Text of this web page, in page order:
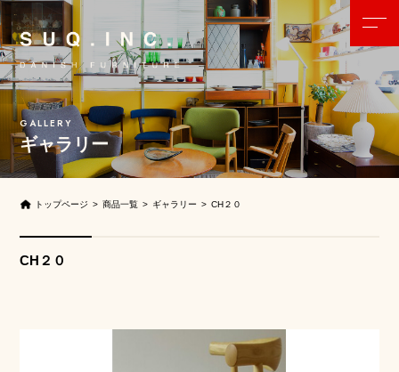
ギャラリー
トップページ 商品一覧 ギャラリー CH２０
CH２０